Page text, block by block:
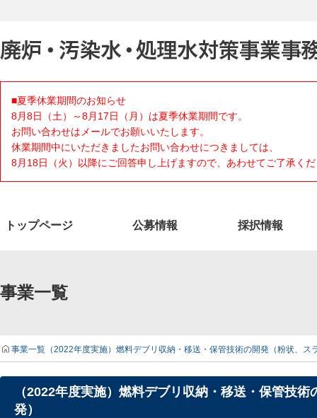
■夏季休業期間のお知らせ
8月8日（土）～8月17日（月）は夏季休業期間です。
お問い合わせはメールでお願いいたします。
休業期間中にいただきましたお問い合わせにつきましては、
8月18日（火）以降にご回答申し上げますので、あわせてご了承く
トップページ 公募情報 採択情報
事業一覧
事業一覧 （2022年度実施）燃料デブリ収納・移送・保管技術の開発（粉状、
（2022年度実施）燃料デブリ収納・移送・保管技
発）